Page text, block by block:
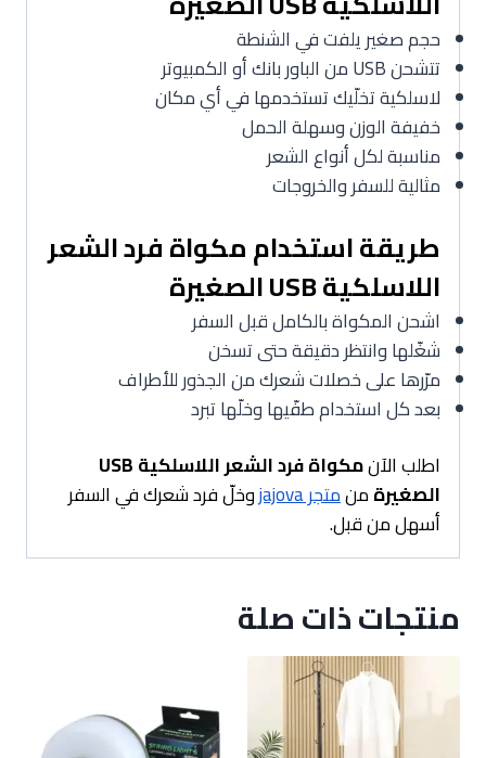
حجم صغير يلفت في الشنطة
تتشحن USB من الباور بانك أو الكمبيوتر
لاسلكية تخلّيك تستخدمها في أي مكان
خفيفة الوزن وسهلة الحمل
مناسبة لكل أنواع الشعر
مثالية للسفر والخروجات
طريقة استخدام مكواة فرد الشعر
اللاسلكية USB الصغيرة
اشحن المكواة بالكامل قبل السفر
شغّلها وانتظر دقيقة حتى تسخن
مرّرها على خصلات شعرك من الجذور للأطراف
بعد كل استخدام طفّيها وخلّها تبرد
اطلب الآن
مكواة فرد الشعر اللاسلكية USB
الصغيرةمنمتجر jajova
وخلّ فرد شعرك في السفر
أسهل من قبل.
منتجات ذات صلة